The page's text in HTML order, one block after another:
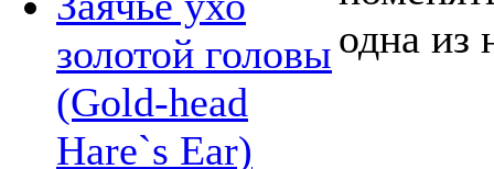
золотой головы
(Gold-head
Hare`s Ear)
одна из